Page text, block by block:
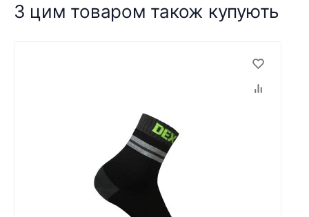
З цим товаром також купують